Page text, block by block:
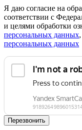
Я даю согласие на
соответствии с
и целями обработки
персональных данных,
персональных данных
Перезвонить